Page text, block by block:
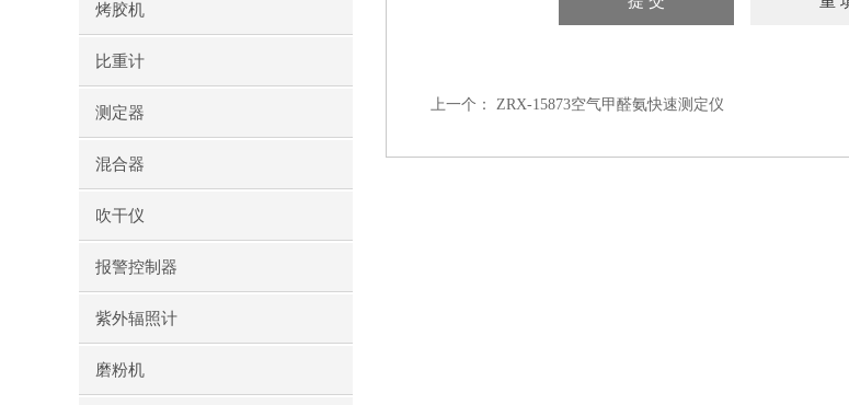
烤胶机
比重计
测定器
混合器
吹干仪
报警控制器
紫外辐照计
磨粉机
上一个： ZRX-15873空气甲醛氨快速测定仪